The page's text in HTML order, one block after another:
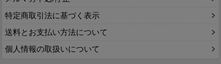
特定商取引法に基づく表示
送料とお支払い方法について
個人情報の取扱いについて